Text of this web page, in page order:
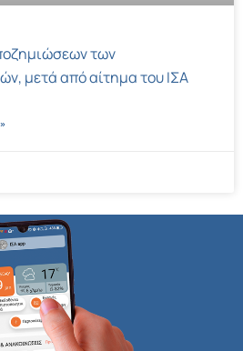
των
μετά από αίτημα του ΙΣΑ